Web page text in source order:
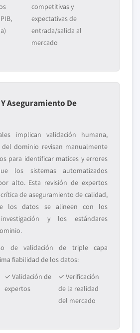
competitivas y
expectativas de
entrada/salida al
mercado
Aseguramiento De
implican validación humana,
dominio revisan manualmente
para identificar matices y errores
los sistemas automatizados
alto. Esta revisión de expertos
de aseguramiento de calidad,
los datos se alineen con los
y los estándares
de validación de triple capa
fiabilidad de los datos:
✓ Validación de
expertos
✓ Verificación
de la realidad
del mercado